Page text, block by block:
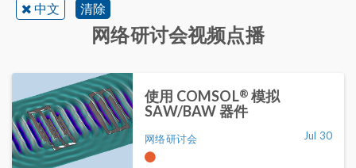
中文 清除
网络研讨会视频点播
使用 COMSOL® 模拟
SAW/BAW 器件
网络研讨会 Jul 30